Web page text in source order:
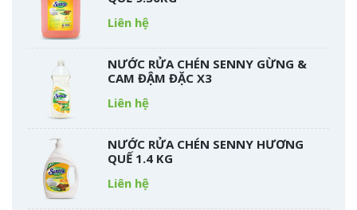
Liên hệ
NƯỚC RỬA CHÉN SENNY GỪNG &
CAM ĐẬM ĐẶC X3
Liên hệ
NƯỚC RỬA CHÉN SENNY HƯƠNG
QUẾ 1.4 KG
Liên hệ